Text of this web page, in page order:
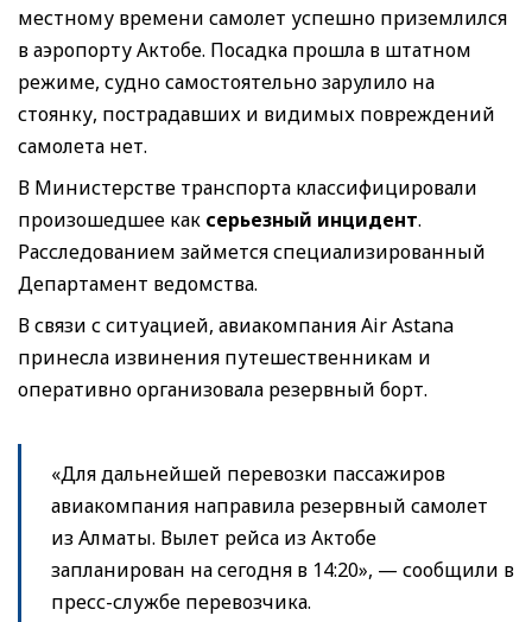
местному времени самолет успешно приземлился
в аэропорту Актобе. Посадка прошла в штатном
режиме, судно самостоятельно зарулило на
стоянку, пострадавших и видимых повреждений
самолета нет.
В Министерстве транспорта классифицировали
произошедшее как серьезный инцидент.
Расследованием займется специализированный
Департамент ведомства.
В связи с ситуацией, авиакомпания Air Astana
принесла извинения путешественникам и
оперативно организовала резервный борт.
«Для дальнейшей перевозки пассажиров
авиакомпания направила резервный самолет
из Алматы. Вылет рейса из Актобе
запланирован на сегодня в 14:20», — сообщили в
пресс-службе перевозчика.